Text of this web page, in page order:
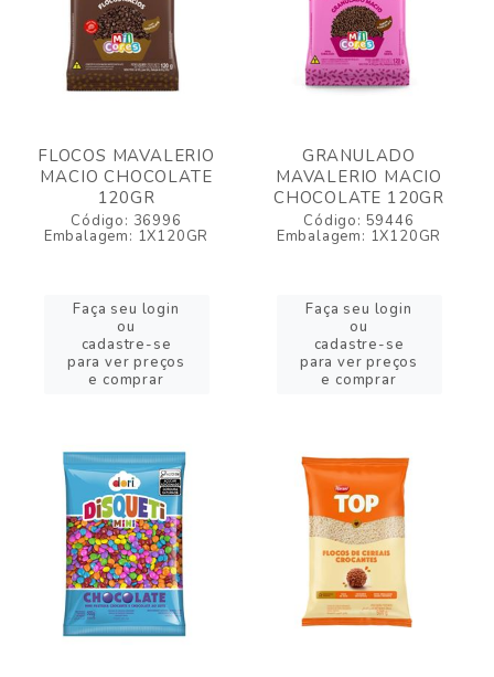
FLOCOS MAVALERIO
MACIO CHOCOLATE
120GR
Código: 36996
Embalagem: 1X120GR
Faça seu login
ou
cadastre-se
para ver preços
e comprar
GRANULADO
MAVALERIO MACIO
CHOCOLATE 120GR
Código: 59446
Embalagem: 1X120GR
Faça seu login
ou
cadastre-se
para ver preços
e comprar